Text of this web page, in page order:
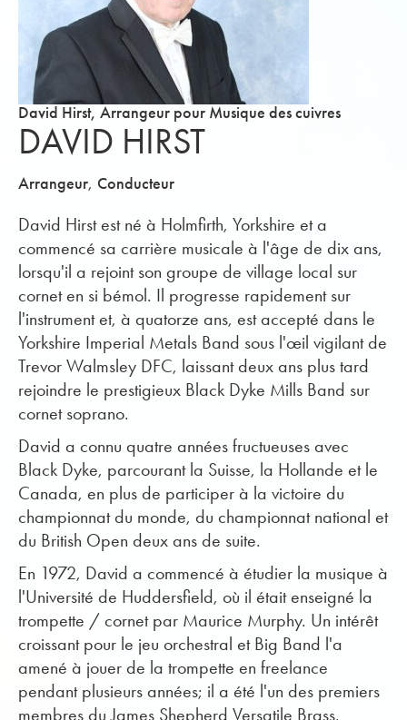
David Hirst, Arrangeur pour Musique des cuivres
DAVID HIRST
Arrangeur, Conducteur
David Hirst est né à Holmfirth, Yorkshire et a
commencé sa carrière musicale à l'âge de dix ans,
lorsqu'il a rejoint son groupe de village local sur
cornet en si bémol. Il progresse rapidement sur
l'instrument et, à quatorze ans, est accepté dans le
Yorkshire Imperial Metals Band sous l'œil vigilant de
Trevor Walmsley DFC, laissant deux ans plus tard
rejoindre le prestigieux Black Dyke Mills Band sur
cornet soprano.
David a connu quatre années fructueuses avec
Black Dyke, parcourant la Suisse, la Hollande et le
Canada, en plus de participer à la victoire du
championnat du monde, du championnat national et
du British Open deux ans de suite.
En 1972, David a commencé à étudier la musique à
l'Université de Huddersfield, où il était enseigné la
trompette / cornet par Maurice Murphy. Un intérêt
croissant pour le jeu orchestral et Big Band l'a
amené à jouer de la trompette en freelance
pendant plusieurs années; il a été l'un des premiers
membres du James Shepherd Versatile Brass.